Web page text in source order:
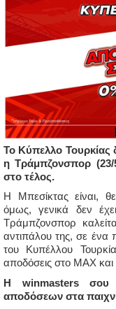
Το Κύπελλο Τουρκίας
η Τράμπζονσπορ (23/
στο τέλος.
Η Μπεσίκτας είναι,
όμως, γενικά δεν
Τράμπζονσπορ
αντιπάλου της, σε ένα
του Κυπέλλου
αποδόσεις στο MAX
Η winmasters σου
αποδόσεων στα